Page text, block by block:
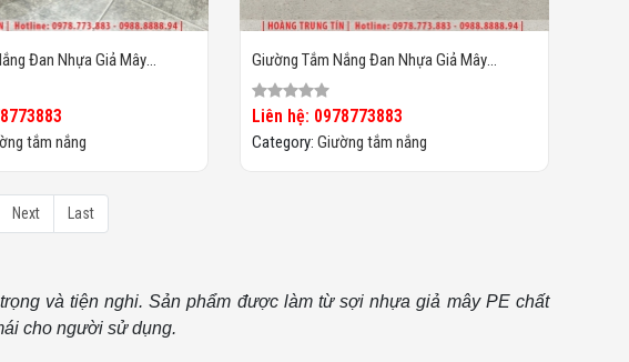
Đan Nhựa Giả Mây
tắm nắng
Giường Tắm Nắng Đan Nhựa Giả Mây
HTT019
Liên hệ: 0978773883
Category: Giường tắm nắng
Next Last
và tiện nghi. Sản phẩm được làm từ sợi nhựa giả mây PE chất
cho người sử dụng.